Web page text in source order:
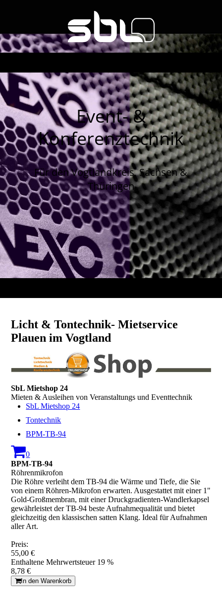
Event- &
Konferenztechnik
Für den Vogtlandkreis, Sachsen &
Thüringen
Licht & Tontechnik- Mietservice
Plauen im Vogtland
SbL Mietshop 24
Mieten & Ausleihen von Veranstaltungs und Eventtechnik
SbL Mietshop 24
Tontechnik
BPM-TB-94
0
BPM-TB-94
Röhrenmikrofon
Die Röhre verleiht dem TB-94 die Wärme und Tiefe, die Sie
von einem Röhren-Mikrofon erwarten. Ausgestattet mit einer 1"
Gold-Großmembran, mit einer Druckgradienten-Wandlerkapsel
gewährleistet der TB-94 beste Aufnahmequalität und bietet
gleichzeitig den klassischen satten Klang. Ideal für Aufnahmen
aller Art.
Preis:
55,00 €
Enthaltene Mehrwertsteuer 19 %
8,78 €
In den Warenkorb